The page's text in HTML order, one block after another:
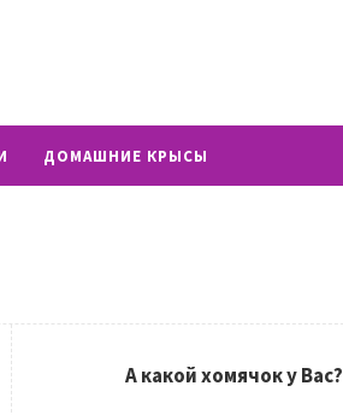
ДОМАШНИЕ КРЫСЫ
А какой хомячок у Вас?